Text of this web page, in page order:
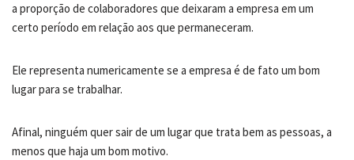
a proporção de colaboradores que deixaram a empresa em um
certo período em relação aos que permaneceram.
Ele representa numericamente se a empresa é de fato um bom
lugar para se trabalhar.
Afinal, ninguém quer sair de um lugar que trata bem as pessoas, a
menos que haja um bom motivo.